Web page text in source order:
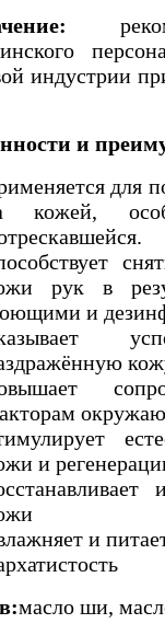
индустрии
и
для
кожей,
рук в
и
и
и
масло ши,